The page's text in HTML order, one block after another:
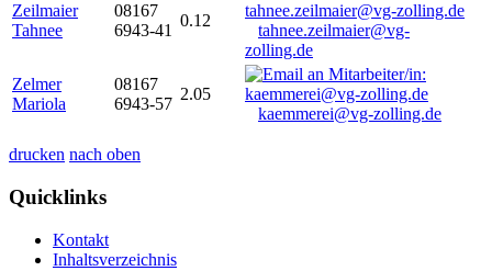
Zeilmaier
Tahnee
08167
6943-41
0.12
tahnee.zeilmaier@vg-
zolling.de
Zelmer
Mariola
08167
6943-57
2.05
kaemmerei@vg-zolling.de
drucken nach oben
Quicklinks
Kontakt
Inhaltsverzeichnis